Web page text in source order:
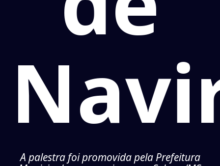
A palestra foi promovida pela Prefeitura